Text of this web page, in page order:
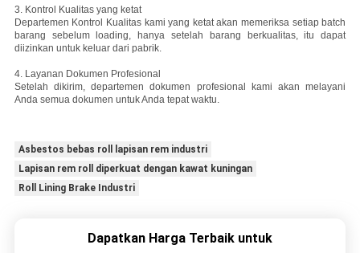
3. Kontrol Kualitas yang ketat
Departemen Kontrol Kualitas kami yang ketat akan memeriksa setiap batch
barang sebelum loading, hanya setelah barang berkualitas, itu dapat
diizinkan untuk keluar dari pabrik.
4. Layanan Dokumen Profesional
Setelah dikirim, departemen dokumen profesional kami akan melayani
Anda semua dokumen untuk Anda tepat waktu.
Asbestos bebas roll lapisan rem industri
Lapisan rem roll diperkuat dengan kawat kuningan
Roll Lining Brake Industri
Dapatkan Harga Terbaik untuk